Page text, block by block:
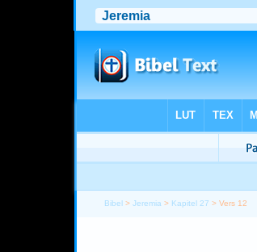
Bibel >Jeremia > Kapitel 27 > Vers 12